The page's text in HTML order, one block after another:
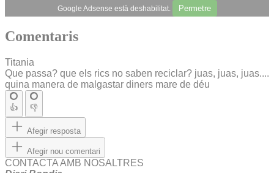
Google Adsense està deshabilitat. Permetre
Comentaris
Titania
Que passa? que els rics no saben reciclar? juas, juas, juas....
quina manera de malgastar diners mare de déu
👍 👎
Afegir resposta
Afegir nou comentari
CONTACTA AMB NOSALTRES